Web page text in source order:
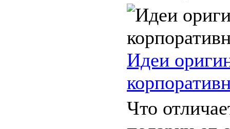
Идеи
Что